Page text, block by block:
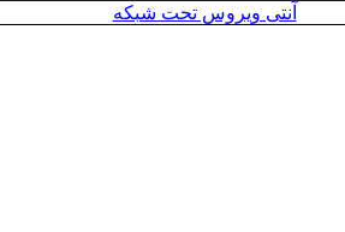
آنتی ویروس تحت شبکه